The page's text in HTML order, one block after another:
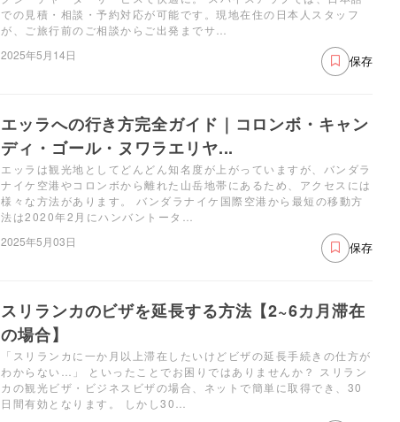
での見積・相談・予約対応が可能です。現地在住の日本人スタッフ
が、ご旅行前のご相談からご出発までサ…
2025年5月14日
保存
エッラへの行き方完全ガイド｜コロンボ・キャン
ディ・ゴール・ヌワラエリヤ...
エッラは観光地としてどんどん知名度が上がっていますが、バンダラ
ナイケ空港やコロンボから離れた山岳地帯にあるため、アクセスには
様々な方法があります。 バンダラナイケ国際空港から最短の移動方
法は2020年2月にハンバントータ…
2025年5月03日
保存
スリランカのビザを延長する方法【2~6カ月滞在
の場合】
「スリランカに一か月以上滞在したいけどビザの延長手続きの仕方が
わからない…」 といったことでお困りではありませんか？ スリラン
カの観光ビザ・ビジネスビザの場合、ネットで簡単に取得でき、30
日間有効となります。 しかし30…